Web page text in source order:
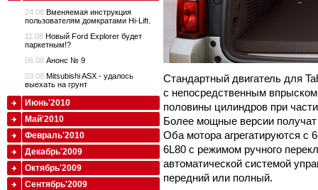
Стандартный двигатель для
с непосредственным
половины цилиндров при
Более мощные версии
Оба мотора агрегатируются с
6L80 с режимом ручного
автоматической системой
передний или полный.
24.08 Вменяемая инструкция
пользователям домкратами Hi-Lift.
11.08 Новый Ford Explorer будет
паркетным!?
06.08 Анонс № 9
03.08 Mitsubishi ASX - удалось
выехать на грунт
Июнь'2010
Май'2010
Февраль'2010
Декабрь'2009
Октябрь'2009
Сентябрь'2009